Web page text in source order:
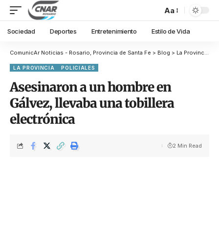
Aa
Sociedad Deportes Entretenimiento Estilo de Vida
ComunicAr Noticias - Rosario, Provincia de Santa Fe > Blog > La Provincia
LA PROVINCIA POLICIALES
Asesinaron a un hombre en
Gálvez, llevaba una tobillera
electrónica
2 Min Read